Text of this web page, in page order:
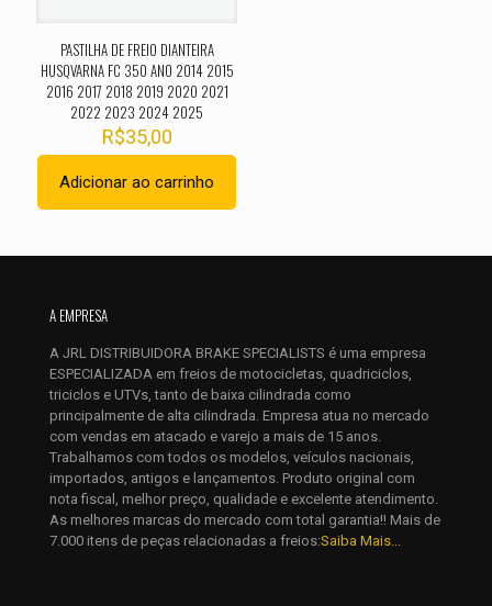
mail*
Salvar meus dados neste navegador para a próxima vez que
eu comentar.
PASTILHA DE FREIO DIANTEIRA
HUSQVARNA FC 350 ANO 2014 2015
2016 2017 2018 2019 2020 2021
2022 2023 2024 2025
R$35,00
Adicionar ao carrinho
A EMPRESA
A JRL DISTRIBUIDORA BRAKE SPECIALISTS é uma empresa
ESPECIALIZADA em freios de motocicletas, quadriciclos,
triciclos e UTVs, tanto de baixa cilindrada como
principalmente de alta cilindrada. Empresa atua no mercado
com vendas em atacado e varejo a mais de 15 anos.
Trabalhamos com todos os modelos, veículos nacionais,
importados, antigos e lançamentos. Produto original com
nota fiscal, melhor preço, qualidade e excelente atendimento.
As melhores marcas do mercado com total garantia!! Mais de
7.000 itens de peças relacionadas a freios:Saiba Mais...